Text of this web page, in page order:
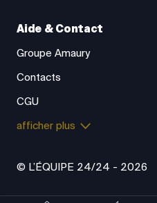
Aide & Contact
Groupe Amaury
Contacts
CGU
afficher plus
© L’ÉQUIPE 24/24 - 2026